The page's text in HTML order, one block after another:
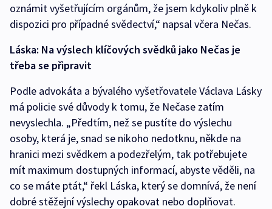
oznámit vyšetřujícím orgánům, že jsem kdykoliv plně k
dispozici pro případné svědectví,“ napsal včera Nečas.
Láska: Na výslech klíčových svědků jako Nečas je
třeba se připravit
Podle advokáta a bývalého vyšetřovatele Václava Lásky
má policie své důvody k tomu, že Nečase zatím
nevyslechla. „Předtím, než se pustíte do výslechu
osoby, která je, snad se nikoho nedotknu, někde na
hranici mezi svědkem a podezřelým, tak potřebujete
mít maximum dostupných informací, abyste věděli, na
co se máte ptát,“ řekl Láska, který se domnívá, že není
dobré stěžejní výslechy opakovat nebo doplňovat.